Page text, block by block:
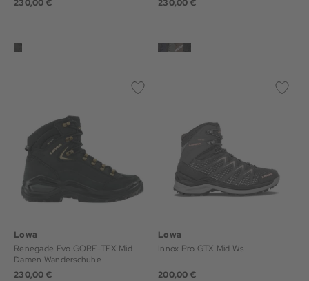
230,00 €
230,00 €
Lowa
Renegade Evo GORE-TEX Mid
Damen Wanderschuhe
230,00 €
Lowa
Innox Pro GTX Mid Ws
200,00 €